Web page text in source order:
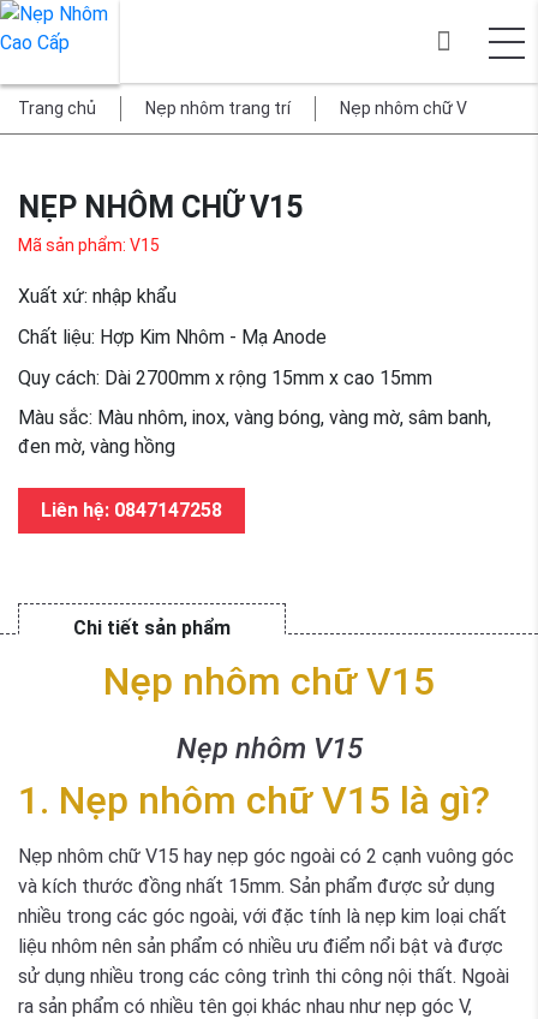
Trang chủ Nẹp nhôm trang trí Nẹp nhôm chữ V
NẸP NHÔM CHỮ V15
Mã sản phẩm: V15
Xuất xứ: nhập khẩu
Chất liệu: Hợp Kim Nhôm - Mạ Anode
Quy cách: Dài 2700mm x rộng 15mm x cao 15mm
Màu sắc: Màu nhôm, inox, vàng bóng, vàng mờ, sâm banh,
đen mờ, vàng hồng
Liên hệ: 0847147258
Chi tiết sản phẩm
Nẹp nhôm chữ V15
Nẹp nhôm V15
1. Nẹp nhôm chữ V15 là gì?
Nẹp nhôm chữ V15 hay nẹp góc ngoài có 2 cạnh vuông góc
và kích thước đồng nhất 15mm. Sản phẩm được sử dụng
nhiều trong các góc ngoài, với đặc tính là nẹp kim loại chất
liệu nhôm nên sản phẩm có nhiều ưu điểm nổi bật và được
sử dụng nhiều trong các công trình thi công nội thất. Ngoài
ra sản phẩm có nhiều tên gọi khác nhau như nẹp góc V,